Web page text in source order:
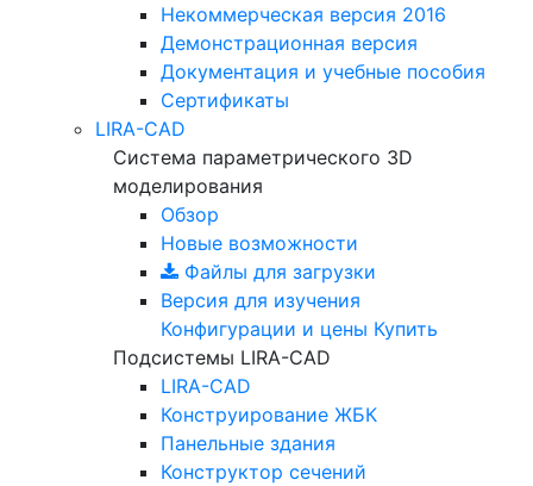
Некоммерческая версия 2016
Демонстрационная версия
Документация и учебные пособия
Сертификаты
LIRA-CAD
Система параметрического 3D
моделирования
Обзор
Новые возможности
Файлы для загрузки
Версия для изучения
Конфигурации и цены Купить
Подсистемы LIRA-CAD
LIRA-CAD
Конструирование ЖБК
Панельные здания
Конструктор сечений